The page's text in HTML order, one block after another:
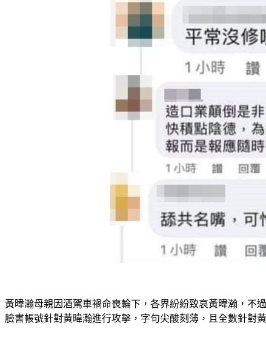
黃暐瀚母親因酒駕車禍命喪輪下，各界紛紛致哀黃暐瀚，不
臉書帳號針對黃暐瀚進行攻擊，字句尖酸刻薄，且全數針對